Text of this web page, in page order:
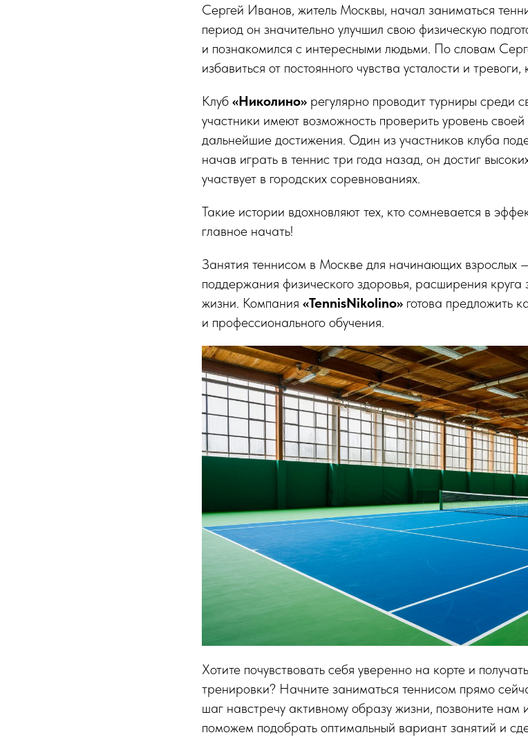
Сергей Иванов, житель Москвы, начал заниматься
период он значительно улучшил свою физическую
и познакомился с интересными людьми. По словам
избавиться от постоянного чувства усталости и
Клуб «Николино» регулярно проводит турниры среди
участники имеют возможность проверить уровень
дальнейшие достижения. Один из участников клуба
начав играть в теннис три года назад, он достиг
участвует в городских соревнованиях.
Такие истории вдохновляют тех, кто сомневается в
главное начать!
Занятия теннисом в Москве для начинающих взрослых
поддержания физического здоровья, расширения круга
жизни. Компания «TennisNikolino» готова предложить
и профессионального обучения.
Хотите почувствовать себя уверенно на корте и
тренировки? Начните заниматься теннисом прямо
шаг навстречу активному образу жизни, позвоните нам
поможем подобрать оптимальный вариант занятий и